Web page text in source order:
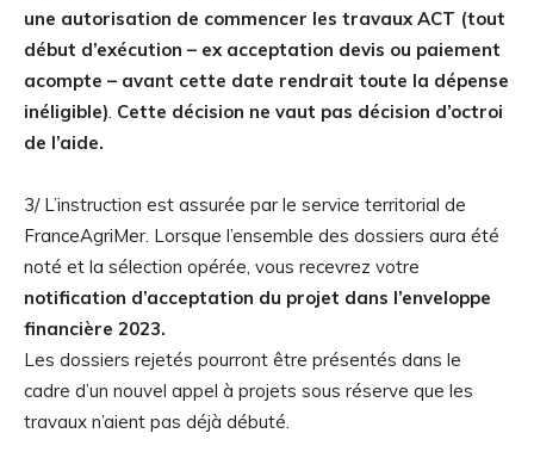
une autorisation de commencer les travaux ACT (tout
début d’exécution – ex acceptation devis ou paiement
acompte – avant cette date rendrait toute la dépense
inéligible). Cette décision ne vaut pas décision d’octroi
de l’aide.
3/ L’instruction est assurée par le service territorial de
FranceAgriMer. Lorsque l’ensemble des dossiers aura été
noté et la sélection opérée, vous recevrez votre
notification d’acceptation du projet dans l’enveloppe
financière 2023.
Les dossiers rejetés pourront être présentés dans le
cadre d’un nouvel appel à projets sous réserve que les
travaux n’aient pas déjà débuté.